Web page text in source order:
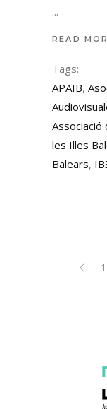
READ
Tags:
APAIB,
les Illes
Balears,
1